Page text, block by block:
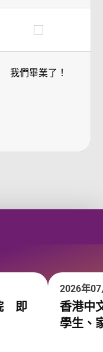
我們畢業了！
即
2026年
香港中
學生、